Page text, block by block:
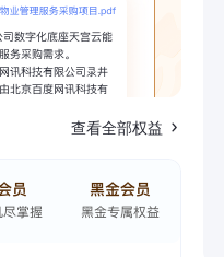
查看全部权益